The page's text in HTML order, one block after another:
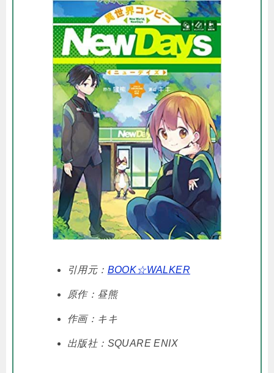
引用元： BOOK☆WALKER
原作：昼熊
作画：キキ
出版社：SQUARE ENIX